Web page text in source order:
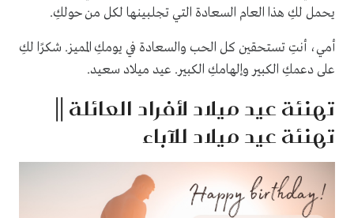
يحمل لكِ هذا العام السعادة التي تجلبينها لكل من حولكِ.
أمي، أنتِ تستحقين كل الحب والسعادة في يومكِ المميز. شكرًا لكِ
على دعمكِ الكبير وإلهامكِ الكبير. عيد ميلاد سعيد.
تهنئة عيد ميلاد لأفراد العائلة ||
تهنئة عيد ميلاد للآباء